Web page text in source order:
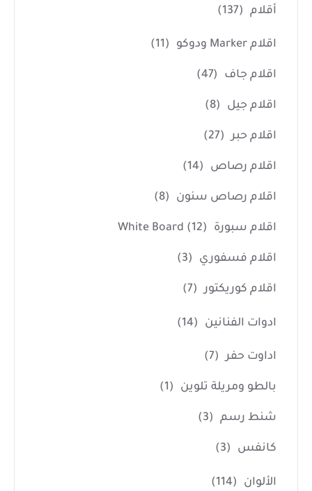
أقلام (137)
اقلام Marker ودوكو (11)
اقلام جاف (47)
اقلام جيل (8)
اقلام حبر (27)
اقلام رصاص (14)
اقلام رصاص سنون (8)
اقلام سبورة White Board (12)
اقلام فسفوري (3)
اقلام كوريكتور (7)
ادوات الفنانين (14)
اداوت حفر (7)
بالطو ومريلة تلوين (1)
شنط رسم (3)
كانفس (3)
الألوان (114)